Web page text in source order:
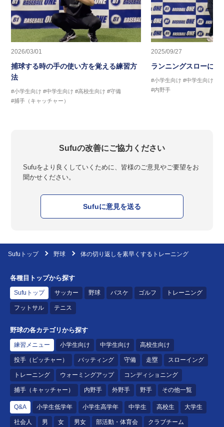
2026/03/01
捕球する時の手の使い方を覚える練習方
法
#小学生向け #中学生向け #高校生向け #守備
#捕手（キャッチャー）
2025/09/27
ランニングスローに繋
#小学生向け #中学生向け
#内野手
Sufuの改善にご協力ください
Sufuをより良くしていくために、皆様のご意見やご要望をお
聞かせください。
Sufuに意見を送る
Sufuトップ 野球 体の切り返しを素早くするトレーニング
各種目トップから探す
Sufuトップ サッカー 野球 バスケ ゴルフ トレーニング
フットサル テニス
野球の各カテゴリから探す
練習メニュー 小学生向け 中学生向け 高校生向け
投手（ピッチャー） バッティング 守備 走塁 スローイング
トレーニング ウォーミングアップ コンディショニング
捕手（キャッチャー） 内野手 外野手 野手 その他一覧
Q&A 小学生低学年 小学生高学年 中学生 高校生 大学生
社会人 男 女 男女 部活動・体育会 クラブチーム